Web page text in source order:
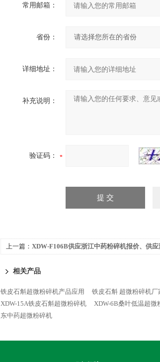
常用邮箱：
省份：
详细地址：
补充说明：
验证码：
上一篇： XDW-F106B供应浙江中药粉碎机报价、供应
机
相关产品
铁皮石斛超微粉碎机产品应用 铁皮石斛 超微粉碎机厂
XDW-15A铁皮石斛超微粉碎机
XDW-6B桑叶低温超微
东中药超微粉碎机